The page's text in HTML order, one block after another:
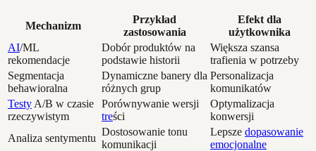
Mechanizm
Przykład
zastosowania
Efekt dla
użytkownika
AI/ML
rekomendacje
Dobór produktów na
podstawie historii
Większa szansa
trafienia w potrzeby
Segmentacja
behawioralna
Dynamiczne banery dla
różnych grup
Personalizacja
komunikatów
Testy A/B w czasie
rzeczywistym
Porównywanie wersji
treści
Optymalizacja
konwersji
Analiza sentymentu
Dostosowanie tonu
komunikacji
Lepsze dopasowanie
emocjonalne